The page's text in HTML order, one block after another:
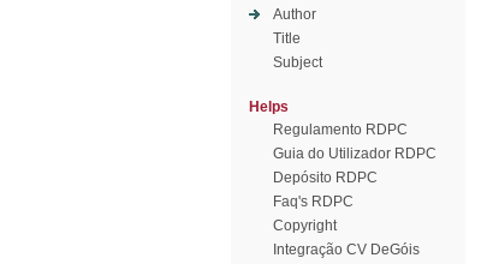
Author
Title
Subject
Helps
Regulamento RDPC
Guia do Utilizador RDPC
Depósito RDPC
Faq's RDPC
Copyright
Integração CV DeGóis